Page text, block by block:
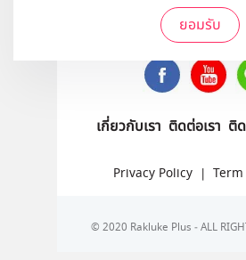
ยอมรับ
ติดตามเราได้ที่
เกี่ยวกับเรา ติดต่อเรา ติ
Privacy Policy |
© 2020 Rakluke Plus - ALL